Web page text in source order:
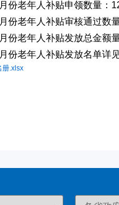
份老年人补贴申领数量：
份老年人补贴审核通过数
份老年人补贴发放总金额
份老年人补贴发放名单详
册.xlsx